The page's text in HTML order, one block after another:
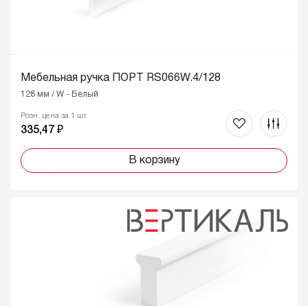
Мебельная ручка ПОРТ RS066W.4/128
128 мм / W - Белый
Розн. цена за 1 шт
335,47 ₽
В корзину